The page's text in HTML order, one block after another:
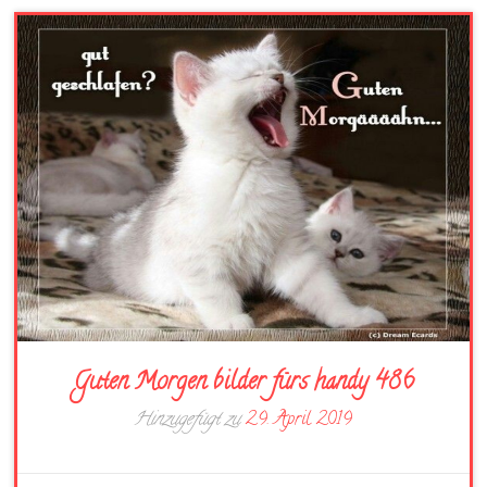
Guten Morgen bilder fürs handy 486
Hinzugefügt zu29. April 2019